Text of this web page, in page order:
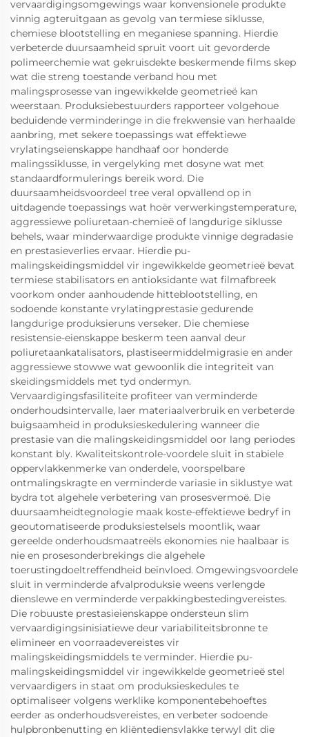
vervaardigingsomgewings waar konvensionele produkte
vinnig agteruitgaan as gevolg van termiese siklusse,
chemiese blootstelling en meganiese spanning. Hierdie
verbeterde duursaamheid spruit voort uit gevorderde
polimeerchemie wat gekruisdekte beskermende films skep
wat die streng toestande verband hou met
malingsprosesse van ingewikkelde geometrieë kan
weerstaan. Produksiebestuurders rapporteer volgehoue
beduidende verminderinge in die frekwensie van herhaalde
aanbring, met sekere toepassings wat effektiewe
vrylatingseienskappe handhaaf oor honderde
malingssiklusse, in vergelyking met dosyne wat met
standaardformulerings bereik word. Die
duursaamheidsvoordeel tree veral opvallend op in
uitdagende toepassings wat hoër verwerkingstemperature,
aggressiewe poliuretaan-chemieë of langdurige siklusse
behels, waar minderwaardige produkte vinnige degradasie
en prestasieverlies ervaar. Hierdie pu-
malingskeidingsmiddel vir ingewikkelde geometrieë bevat
termiese stabilisators en antioksidante wat filmafbreek
voorkom onder aanhoudende hitteblootstelling, en
sodoende konstante vrylatingprestasie gedurende
langdurige produksieruns verseker. Die chemiese
resistensie-eienskappe beskerm teen aanval deur
poliuretaankatalisators, plastiseermiddelmigrasie en ander
aggressiewe stowwe wat gewoonlik die integriteit van
skeidingsmiddels met tyd ondermyn.
Vervaardigingsfasiliteite profiteer van verminderde
onderhoudsintervalle, laer materiaalverbruik en verbeterde
buigsaamheid in produksieskedulering wanneer die
prestasie van die malingskeidingsmiddel oor lang periodes
konstant bly. Kwaliteitskontrole-voordele sluit in stabiele
oppervlakkenmerke van onderdele, voorspelbare
ontmalingskragte en verminderde variasie in siklustye wat
bydra tot algehele verbetering van prosesvermoë. Die
duursaamheidtegnologie maak koste-effektiewe bedryf in
geoutomatiseerde produksiestelsels moontlik, waar
gereelde onderhoudsmaatreëls ekonomies nie haalbaar is
nie en prosesonderbrekings die algehele
toerustingdoeltreffendheid beïnvloed. Omgewingsvoordele
sluit in verminderde afvalproduksie weens verlengde
dienslewe en verminderde verpakkingbestedingvereistes.
Die robuuste prestasieienskappe ondersteun slim
vervaardigingsinisiatiewe deur variabiliteitsbronne te
elimineer en voorraadevereistes vir
malingskeidingsmiddels te verminder. Hierdie pu-
malingskeidingsmiddel vir ingewikkelde geometrieë stel
vervaardigers in staat om produksieskedules te
optimaliseer volgens werklike komponentebehoeftes
eerder as onderhoudsvereistes, en verbeter sodoende
hulpbronbenutting en kliëntediensvlakke terwyl dit die